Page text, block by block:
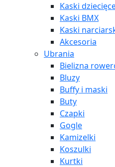
Kaski
Kaski BMX
Kaski
Akcesoria
Ubrania
Bielizna
Bluzy
Buffy i maski
Buty
Czapki
Gogle
Kamizelki
Koszulki
Kurtki